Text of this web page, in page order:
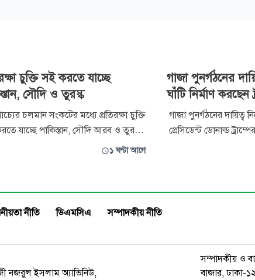
চুক্তি সই করতে যাচ্ছে
সৌদি ও তুরস্ক
চলমান সংকটের মধ্যে প্রতিরক্ষা চুক্তি
যাচ্ছে পাকিস্তান, সৌদি আরব ও তুরস্ক।
সৌদি আরবে অনুষ্ঠেয় ত্রিপক্ষীয় শীর্ষ
শাহবাজ শরিফ ও সেনাপ্রধান ফিল্ড
আসি
১ ঘণ্টা আগে
গাজা পুনর্গঠনের
ঘাঁটি নির্মাণ করছেন
গাজা পুনর্গঠনের দায়িত্ব
প্রেসিডেন্ট ডোনাল্ড
নির্মাণচুক্তি দিতে
ঘাঁটি নির্মাণের উদ্যোগ।
নীতি ডিএমসিএ সম্পাদকীয় নীতি
নজরুল ইসলাম অ্যাভিনিউ,
সম্পাদকীয় ও
বাজার, ঢাকা-